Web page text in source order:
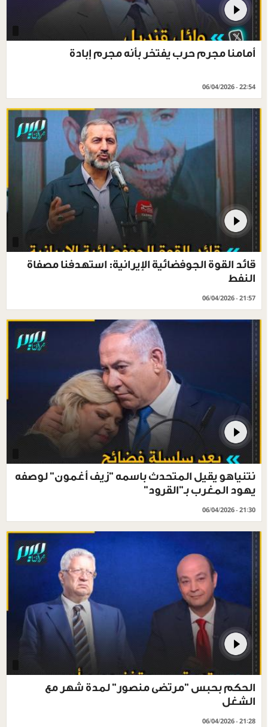
أمامنا مجرم حرب يفتخر بأنه مجرم إبادة
06/04/2026 - 22:54
قائد القوة الجوفضائية الإيرانية: استهدفنا مصفاة
النفط
06/04/2026 - 21:57
نتنياهو يقيل المتحدث باسمه "زيف أغمون" لوصفه
يهود المغرب بـ"القرود"
06/04/2026 - 21:30
الحكم بحبس "مرتضى منصور" لمدة شهر مع
الشغل
06/04/2026 - 21:28